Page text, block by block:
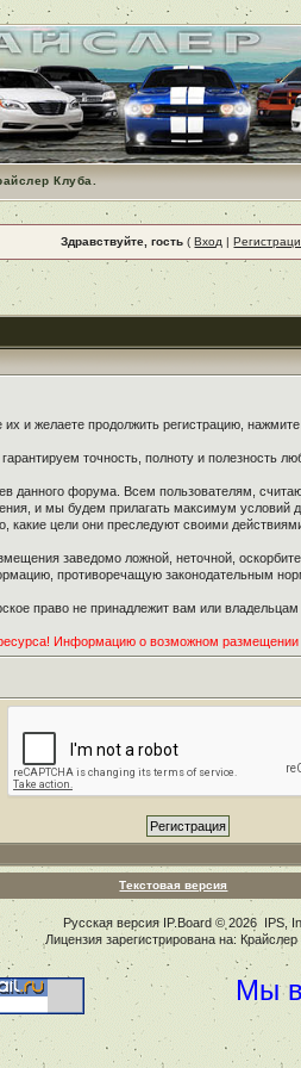
Клуба.
Здравствуйте, гость (Вход |
желаете продолжить регистрацию,
точность, полноту и полезность
данного форума. Всем пользователям,
и мы будем прилагать максимум
какие цели они преследуют своими
заведомо ложной, неточной,
противоречащую законодательным
право не принадлежит вам или
Информацию о возможном
Текстовая версия
Русская версия IP.Board© 2026 IPS,
Лицензия зарегистрирована на: Крайслер
Мы в